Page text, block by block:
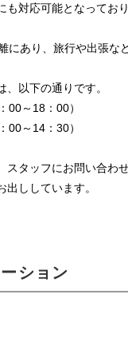
も対応可能となってお
にあり、旅行や出張な
以下の通りです。
00～18：00）
00～14：30）
タッフにお問い合わせ
ししています。
ション